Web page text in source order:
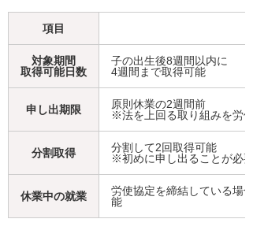
項目
対象期間
取得可能日数
子の出生後8週間以内に
4週間まで取得可能
申し出期限
原則休業の2週間前
※法を上回る取り組みを労
分割取得
分割して2回取得可能
※初めに申し出ることが必要
休業中の就業
労使協定を締結している場
能